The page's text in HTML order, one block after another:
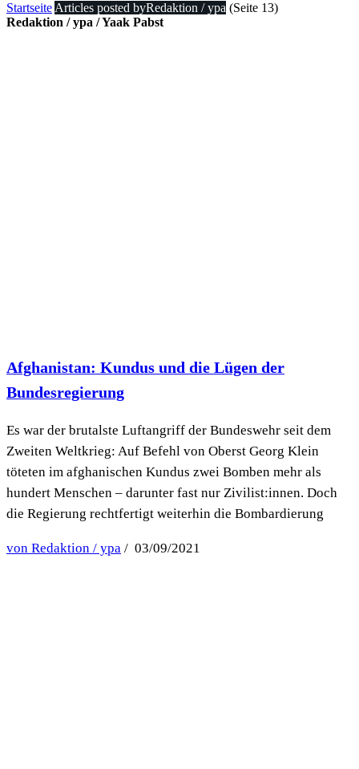
Startseite Articles posted byRedaktion / ypa (Seite 13)
Redaktion / ypa / Yaak Pabst
Afghanistan: Kundus und die Lügen der
Bundesregierung
Es war der brutalste Luftangriff der Bundeswehr seit dem
Zweiten Weltkrieg: Auf Befehl von Oberst Georg Klein
töteten im afghanischen Kundus zwei Bomben mehr als
hundert Menschen – darunter fast nur Zivilist:innen. Doch
die Regierung rechtfertigt weiterhin die Bombardierung
von Redaktion / ypa / 03/09/2021